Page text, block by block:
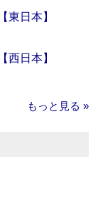
日本】
日本】
もっと見る »